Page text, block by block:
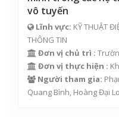
vô tuyến
Lĩnh vực: KỸ THUẬT
THÔNG TIN
Đơn vị chủ trì :
Đơn vị thực hiện :
Người tham gia:
Quang Bình, Hoàng Đại